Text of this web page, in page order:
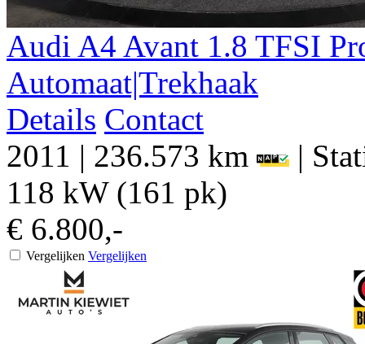
Audi A4 Avant 1.8 TFSI
Automaat|Trekhaak
Details Contact
2011 | 236.573 km |
118 kW (161 pk)
€ 6.800,-
Vergelijken Vergelijken